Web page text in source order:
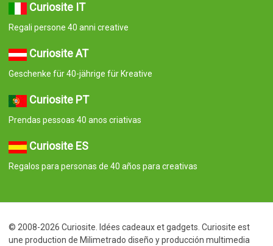
Curiosite IT
Regali persone 40 anni creative
Curiosite AT
Geschenke für 40-jährige für Kreative
Curiosite PT
Prendas pessoas 40 anos criativas
Curiosite ES
Regalos para personas de 40 años para creativas
© 2008-2026 Curiosite. Idées cadeaux et gadgets. Curiosite est
une production de Milimetrado diseño y producción multimedia